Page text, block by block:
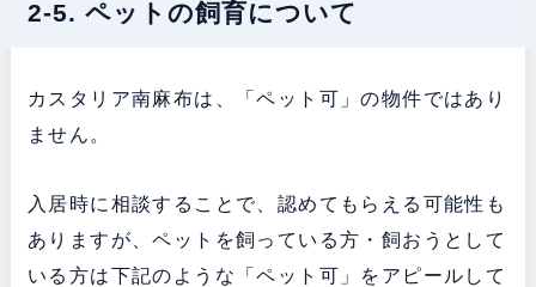
2-5. ペットの飼育について
カスタリア南麻布は、「ペット可」の物件ではあり
ません。
入居時に相談することで、認めてもらえる可能性も
ありますが、ペットを飼っている方・飼おうとして
いる方は下記のような「ペット可」をアピールして